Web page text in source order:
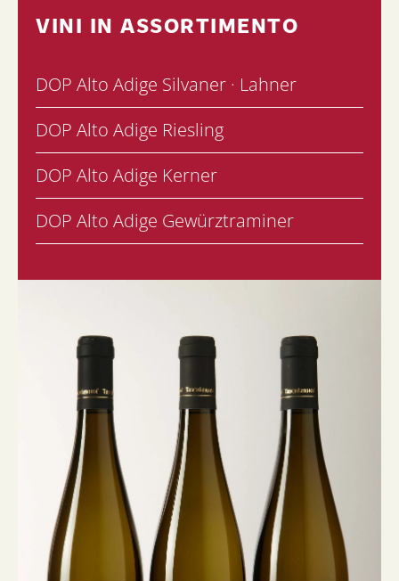
VINI IN ASSORTIMENTO
DOP Alto Adige Silvaner · Lahner
DOP Alto Adige Riesling
DOP Alto Adige Kerner
DOP Alto Adige Gewürztraminer